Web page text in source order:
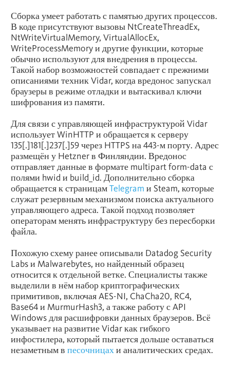
Сборка умеет работать с памятью других процессов.
В коде присутствуют вызовы NtCreateThreadEx,
NtWriteVirtualMemory, VirtualAllocEx,
WriteProcessMemory и другие функции, которые
обычно используют для внедрения в процессы.
Такой набор возможностей совпадает с прежними
описаниями техник Vidar, когда вредонос запускал
браузеры в режиме отладки и вытаскивал ключи
шифрования из памяти.
Для связи с управляющей инфраструктурой Vidar
использует WinHTTP и обращается к серверу
135[.]181[.]237[.]59 через HTTPS на 443-м порту. Адрес
размещён у Hetzner в Финляндии. Вредонос
отправляет данные в формате multipart form-data с
полями hwid и build_id. Дополнительно сборка
обращается к страницамTelegram и Steam, которые
служат резервным механизмом поиска актуального
управляющего адреса. Такой подход позволяет
операторам менять инфраструктуру без пересборки
файла.
Похожую схему ранее описывали Datadog Security
Labs и Malwarebytes, но найденный образец
относится к отдельной ветке. Специалисты также
выделили в нём набор криптографических
примитивов, включая AES-NI, ChaCha20, RC4,
Base64 и MurmurHash3, а также работу с API
Windows для расшифровки данных браузеров. Всё
указывает на развитие Vidar как гибкого
инфостилера, который пытается дольше оставаться
незаметным в песочницахи аналитических средах.